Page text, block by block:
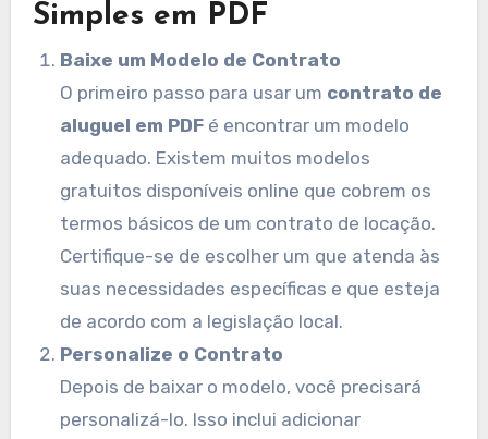
Simples em PDF
Baixe um Modelo de Contrato
O primeiro passo para usar um contrato de
aluguel em PDF é encontrar um modelo
adequado. Existem muitos modelos
gratuitos disponíveis online que cobrem os
termos básicos de um contrato de locação.
Certifique-se de escolher um que atenda às
suas necessidades específicas e que esteja
de acordo com a legislação local.
Personalize o Contrato
Depois de baixar o modelo, você precisará
personalizá-lo. Isso inclui adicionar